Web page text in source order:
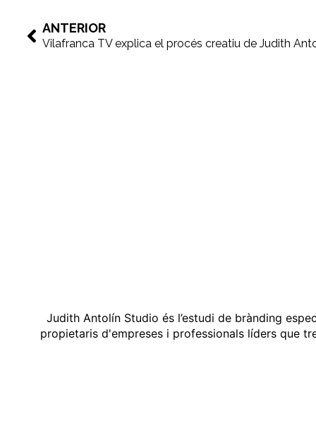
ANTERIOR
Judith Antolín Studio és l’estudi de brànding
propietaris d'empreses i professionals líders que